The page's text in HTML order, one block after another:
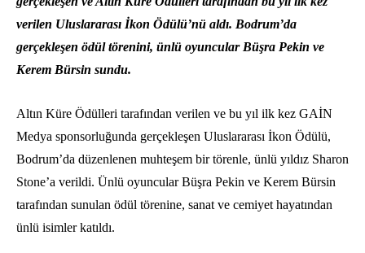
verilen Uluslararası İkon Ödülü’nü aldı. Bodrum’da
gerçekleşen ödül törenini, ünlü oyuncular Büşra Pekin ve
Kerem Bürsin sundu.
Altın Küre Ödülleri tarafından verilen ve bu yıl ilk kez GAİN
Medya sponsorluğunda gerçekleşen Uluslararası İkon Ödülü,
Bodrum’da düzenlenen muhteşem bir törenle, ünlü yıldız Sharon
Stone’a verildi. Ünlü oyuncular Büşra Pekin ve Kerem Bürsin
tarafından sunulan ödül törenine, sanat ve cemiyet hayatından
ünlü isimler katıldı.